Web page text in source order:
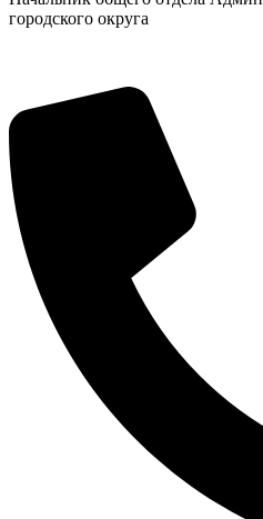
городского округа